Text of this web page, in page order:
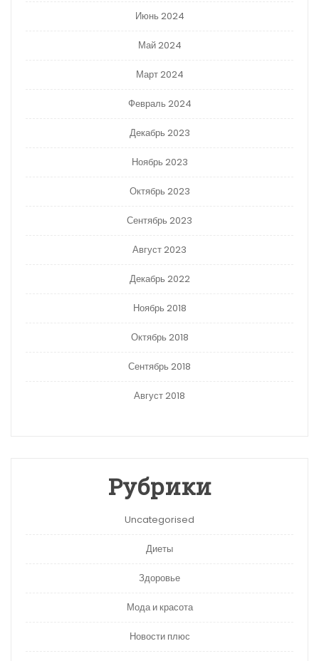
Июнь 2024
Май 2024
Март 2024
Февраль 2024
Декабрь 2023
Ноябрь 2023
Октябрь 2023
Сентябрь 2023
Август 2023
Декабрь 2022
Ноябрь 2018
Октябрь 2018
Сентябрь 2018
Август 2018
Рубрики
Uncategorised
Диеты
Здоровье
Мода и красота
Новости плюс